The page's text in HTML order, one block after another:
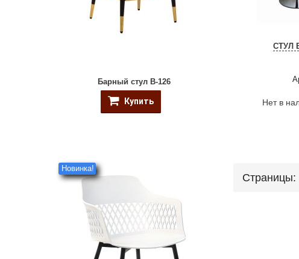
Барный стул B-126
Купить
Новинка!
СТУЛ
Нет в
Страницы: